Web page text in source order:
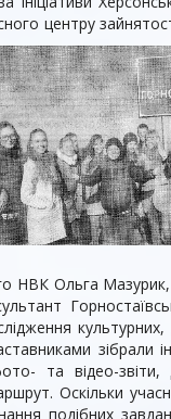
центру
НВК Ольга Мазурик,
зібрали
та відео-звіти,
Оскільки
подібних